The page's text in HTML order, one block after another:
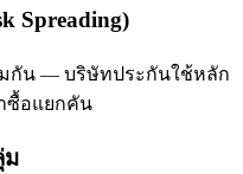
Spreading)
มกัน — บริษัทประกันใช้หลัก
ซื้อแยกคัน
ม